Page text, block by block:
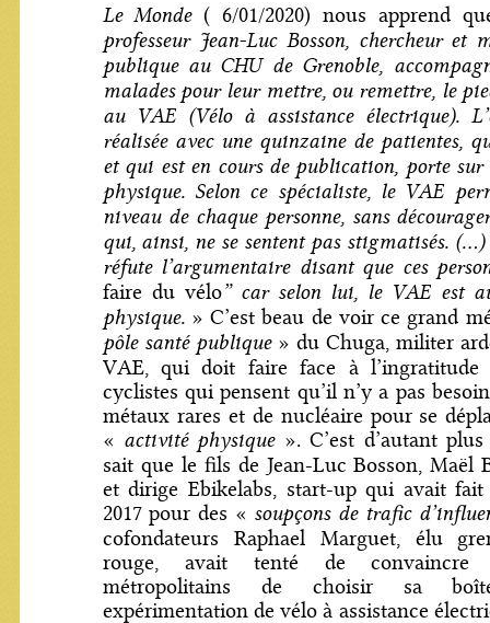
Le Monde( 6/01/2020) nous apprend
professeur Jean-Luc Bosson, chercheur et
publique au CHU de Grenoble,
malades pour leur mettre, ou remettre, le
au VAE (Vélo à assistance électrique).
réalisée avec une quinzaine de patientes,
et qui est en cours de publication, porte
physique. Selon ce spécialiste, le VAE
niveau de chaque personne, sans
qui, ainsi, ne se sentent pas stigmatisés. (…)
réfute l’argumentaire disant que ces
faire du vélo” car selon lui, le VAE est
physique.» C’est beau de voir ce grand
pôle santé publique» du Chuga, militer
VAE, qui doit faire face à l’ingratitude
cyclistes qui pensent qu’il n’y a pas
métaux rares et de nucléaire pour se
« activité physique». C’est d’autant
sait que le fils de Jean-Luc Bosson, Maël
et dirige Ebikelabs, start-up qui avait fait
2017 pour des « soupçons de trafic
cofondateurs Raphael Marguet, élu
rouge, avait tenté de convaincre
métropolitains de choisir sa
expérimentation de vélo à assistance